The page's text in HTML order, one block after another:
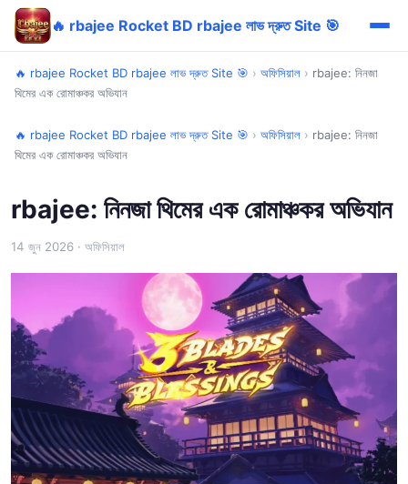
🔥 rbajee Rocket BD rbajee লাভ দ্রুত Site 🎯
🔥 rbajee Rocket BD rbajee লাভ দ্রুত Site 🎯 › অফিসিয়াল › rbajee: নিনজা
থিমের এক রোমাঞ্চকর অভিযান
🔥 rbajee Rocket BD rbajee লাভ দ্রুত Site 🎯 › অফিসিয়াল › rbajee: নিনজা
থিমের এক রোমাঞ্চকর অভিযান
rbajee: নিনজা থিমের এক রোমাঞ্চকর অভিযান
14 জুন 2026 · অফিসিয়াল